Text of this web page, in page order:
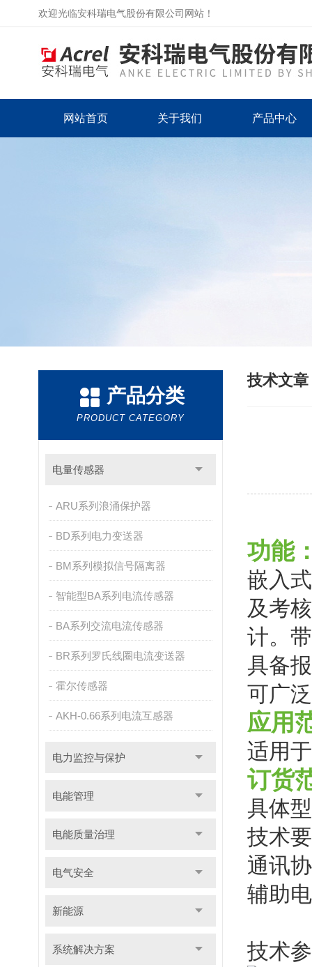
欢迎光临安科瑞电气股份有限公司网站！
网站首页 关于我们 产品中心
产品分类
PRODUCT CATEGORY
电量传感器
ARU系列浪涌保护器
BD系列电力变送器
BM系列模拟信号隔离器
智能型BA系列电流传感器
BA系列交流电流传感器
BR系列罗氏线圈电流变送器
霍尔传感器
AKH-0.66系列电流互感器
电力监控与保护
电能管理
电能质量治理
电气安全
新能源
系统解决方案
技术文章
功能
嵌入
及考
计。
具备
可广
应用
适用
订货
具体
技术
通讯
辅助
技术